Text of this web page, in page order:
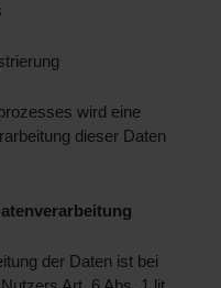
wird eine
dieser Daten
der Daten ist bei